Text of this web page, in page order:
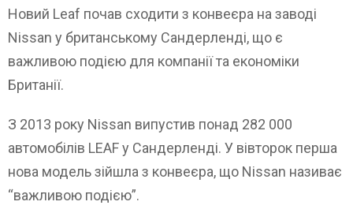
Новий Leaf почав сходити з конвеєра на заводі
Nissan у британському Сандерленді, що є
важливою подією для компанії та економіки
Британії.
З 2013 року Nissan випустив понад 282 000
автомобілів LEAF у Сандерленді. У вівторок перша
нова модель зійшла з конвеєра, що Nissan називає
“важливою подією”.